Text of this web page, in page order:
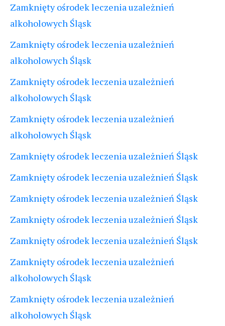
Zamknięty ośrodek leczenia uzależnień
alkoholowych Śląsk
Zamknięty ośrodek leczenia uzależnień
alkoholowych Śląsk
Zamknięty ośrodek leczenia uzależnień
alkoholowych Śląsk
Zamknięty ośrodek leczenia uzależnień
alkoholowych Śląsk
Zamknięty ośrodek leczenia uzależnień Śląsk
Zamknięty ośrodek leczenia uzależnień Śląsk
Zamknięty ośrodek leczenia uzależnień Śląsk
Zamknięty ośrodek leczenia uzależnień Śląsk
Zamknięty ośrodek leczenia uzależnień Śląsk
Zamknięty ośrodek leczenia uzależnień
alkoholowych Śląsk
Zamknięty ośrodek leczenia uzależnień
alkoholowych Śląsk